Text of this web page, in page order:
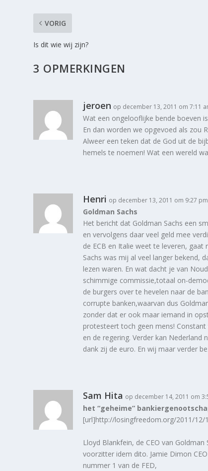
VORIG
Is dit wie wij zijn?
3 OPMERKINGEN
jeroen op december 13, 2011 om 7:11
Wat een ongelooflijke bende boeven
En dan worden we opgevoed als zou
Alweer een teken dat de God uit de
hemels te noemen! Wat een wereld
Henri op december 13, 2011 om 9:27 pm
Goldman Sachs
Het bericht dat Goldman Sachs een
en vervolgens daar veel geld mee
de ECB en Italie weet te leveren,
Sachs was mij al veel langer bekend,
lezen waren. En wat dacht je van
schimmige commissie,totaal on-
de burgers over te hevelen naar de
corrupte banken,waarvan dus
zonder dat er ook maar iemand in
protesteert toch geen mens!
en de regering. Verder kan Nederland
dank zij de euro. En wij maar verder
Sam Hita op december 14, 2011 om
het “geheime”
[url]http://losingfreedom.org/2011/
Lloyd Blankfein, de CEO van
voorzitter idem dito. Jamie Dimon
nummer 1 van de FED,